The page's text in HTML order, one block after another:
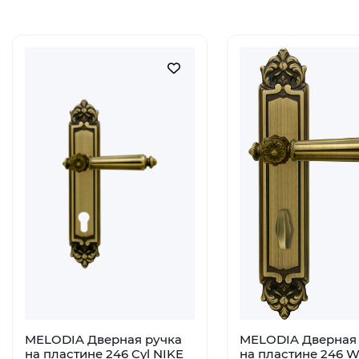
MELODIA Дверная ручка
на пластине 246 Cyl NIKE
MELODIA Дверная
на пластине 246